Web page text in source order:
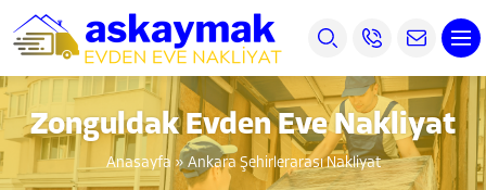
Zonguldak Evden Eve Nakliyat
Anasayfa » Ankara Şehirlerarası Nakliyat